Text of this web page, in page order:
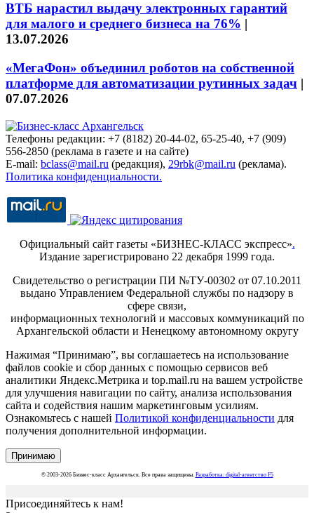
ВТБ нарастил выдачу электронных гарантий
для малого и среднего бизнеса на 76% |
13.07.2026
«МегаФон» объединил роботов на собственной
платформе для автоматизации рутинных задач |
07.07.2026
Телефоны редакции: +7 (8182) 20-44-02, 65-25-40, +7 (909)
556-2850 (реклама в газете и на сайте)
E-mail: bclass@mail.ru (редакция), 29rbk@mail.ru (реклама).
Политика конфиденциальности.
Официальный сайт газеты «БИЗНЕС-КЛАСС экспресс».
Издание зарегистрировано 22 декабря 1999 года.
Свидетельство о регистрации ПИ №ТУ-00302 от 07.10.2011
выдано Управлением Федеральной службы по надзору в
сфере связи,
информационных технологий и массовых коммуникаций по
Архангельской области и Ненецкому автономному округу
Нажимая “Принимаю”, вы соглашаетесь на использование
файлов cookie и сбор данных с помощью сервисов веб
аналитики Яндекс.Метрика и top.mail.ru на вашем устройстве
для улучшения навигации по сайту, анализа использования
сайта и содействия нашим маркетинговым усилиям.
Ознакомьтесь с нашей Политикой конфиденциальности для
получения дополнительной информации.
Принимаю
© 2003-2026 Бизнес-класс Архангельск. Все права защищены. Разработка: digital-агентство F5
Присоединяйтесь к нам!